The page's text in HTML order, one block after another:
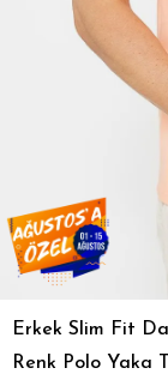
Erkek Slim Fit
Renk Polo Yaka